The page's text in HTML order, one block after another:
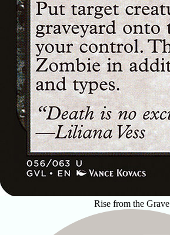
Rise from the Grave